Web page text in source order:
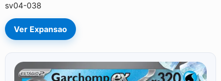
sv04-038
Ver Expansao